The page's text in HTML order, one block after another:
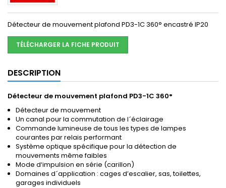
Détecteur de mouvement plafond PD3-1C 360° encastré IP20
TÉLÉCHARGER LA FICHE PRODUIT
DESCRIPTION
Détecteur de mouvement plafond PD3-1C 360°
Détecteur de mouvement
Un canal pour la commutation de l´éclairage
Commande lumineuse de tous les types de lampes
courantes par relais performant
Système optique spécifique pour la détection de
mouvements même faibles
Mode d‘impulsion en série (carillon)
Domaines d´application : cages d’escalier, sas, toilettes,
garages individuels